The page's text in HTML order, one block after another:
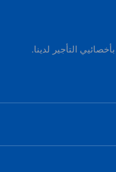
التأجير لدينا.